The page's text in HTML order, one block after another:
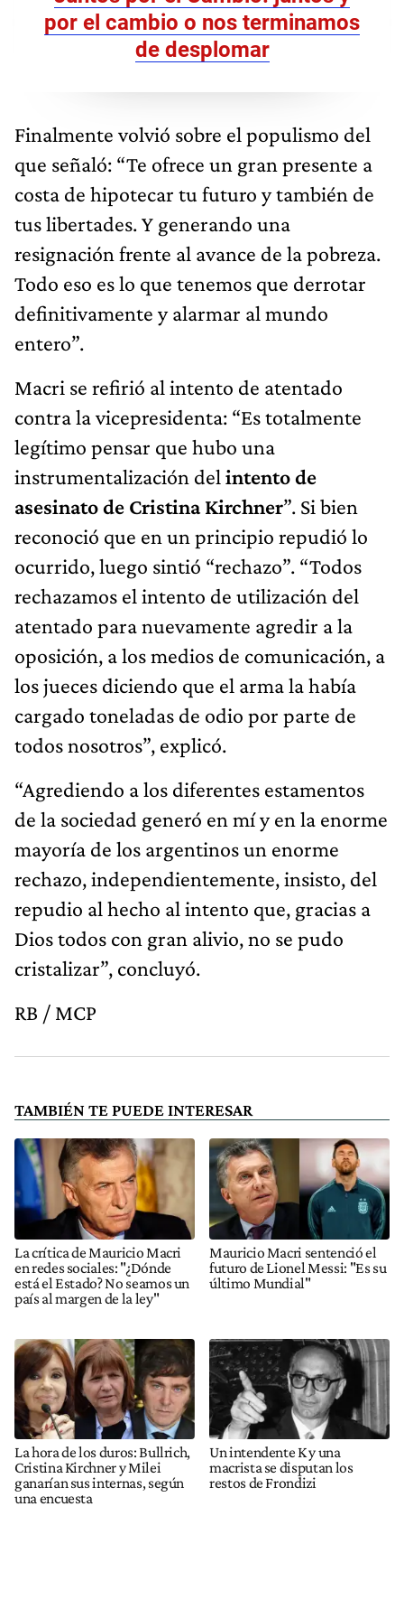
por el cambio o nos terminamos
de desplomar
Finalmente volvió sobre el populismo del
que señaló: “Te ofrece un gran presente a
costa de hipotecar tu futuro y también de
tus libertades. Y generando una
resignación frente al avance de la pobreza.
Todo eso es lo que tenemos que derrotar
definitivamente y alarmar al mundo
entero”.
Macri se refirió al intento de atentado
contra la vicepresidenta: “Es totalmente
legítimo pensar que hubo una
instrumentalización del intento de
asesinato de Cristina Kirchner”. Si bien
reconoció que en un principio repudió lo
ocurrido, luego sintió “rechazo”. “Todos
rechazamos el intento de utilización del
atentado para nuevamente agredir a la
oposición, a los medios de comunicación, a
los jueces diciendo que el arma la había
cargado toneladas de odio por parte de
todos nosotros”, explicó.
“Agrediendo a los diferentes estamentos
de la sociedad generó en mí y en la enorme
mayoría de los argentinos un enorme
rechazo, independientemente, insisto, del
repudio al hecho al intento que, gracias a
Dios todos con gran alivio, no se pudo
cristalizar”, concluyó.
RB / MCP
TAMBIÉN TE PUEDE INTERESAR
La crítica de Mauricio Macri
en redes sociales: "¿Dónde
está el Estado? No seamos un
país al margen de la ley"
Mauricio Macri sentenció el
futuro de Lionel Messi: "Es su
último Mundial"
La hora de los duros: Bullrich,
Cristina Kirchner y Milei
ganarían sus internas, según
una encuesta
Un intendente K y una
macrista se disputan los
restos de Frondizi